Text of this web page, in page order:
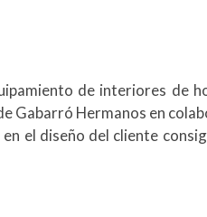
de interiores de
Gabarró Hermanos en
el diseño del cliente